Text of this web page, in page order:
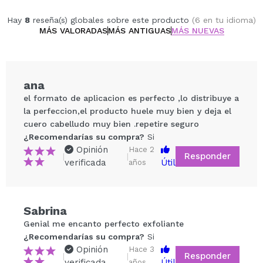
Hay 8 reseña(s) globales sobre este producto (6 en tu idioma)
MÁS VALORADASMÁS ANTIGUASMÁS NUEVAS
Tu vídeo podría ser el primero. Imagínatelo...
¿Recomendarías su compra? Si No
ana
el formato de aplicacion es perfecto ,lo distribuye a
la perfeccion,el producto huele muy bien y deja el
cuero cabelludo muy bien .repetire seguro
¿Recomendarías su compra? Si
|
Opinión
verificada
|
Hace 2
años
Útil
Responder
Sabrina
Genial me encanto perfecto exfoliante
¿Recomendarías su compra? Si
|
Opinión
|
Hace 3
Responder